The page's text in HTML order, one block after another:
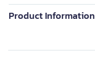
Product Information